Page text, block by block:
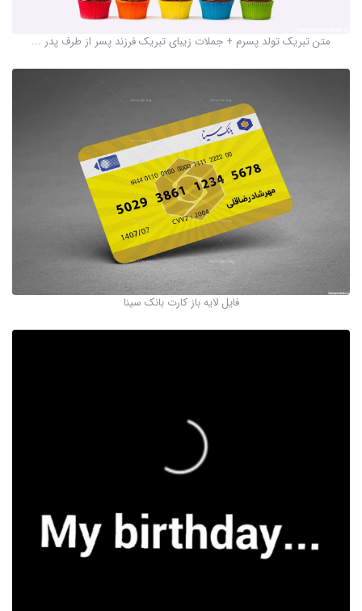
متن تبریک تولد پسرم + جملات زیبای تبریک فرزند پسر از طرف پدر ...
فایل لایه باز کارت بانک سینا